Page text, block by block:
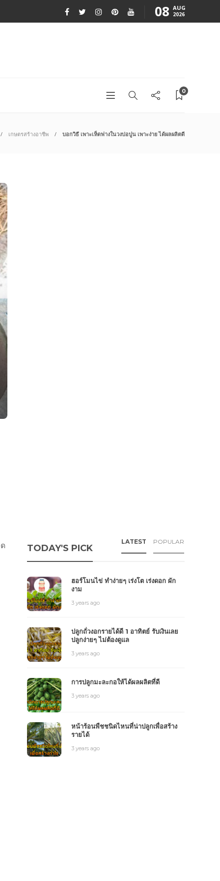
08 AUG
2026
0
เกษตรสร้างอาชีพ บอกวิธี เพาะเห็ดฟางในวงบ่อปูน เพาะง่าย ได้ผลผลิตดี
TODAY'S PICK
LATEST POPULAR
ฮอร์โมนไข่ ทำง่ายๆ เร่งโต เร่งดอก ผัก
งาม
3 years ago
ปลูกถั่วงอกรายได้ดี 1 อาทิตย์ รับเงินเลย
ปลูกง่ายๆ ไม่ต้องดูแล
3 years ago
การปลูกมะละกอให้ได้ผลผลิตที่ดี
3 years ago
หน้าร้อนพืชชนิดไหนที่น่าปลูกเพื่อสร้าง
รายได้
3 years ago